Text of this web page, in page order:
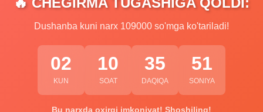
Dushanba kuni narx 109000 so'mga ko'tariladi!
02
KUN
10
SOAT
35
DAQIQA
50
SONIYA
Bu narxda oxirgi imkoniyat! Shoshiling!